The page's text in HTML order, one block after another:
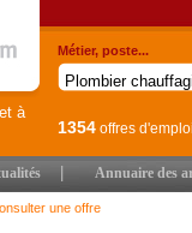
à
Métier, poste...
1354 offres
Annuaire des
une offre